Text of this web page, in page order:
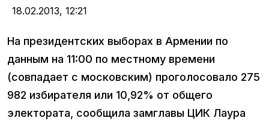
18.02.2013, 12:21
На президентских выборах в Армении по
данным на 11:00 по местному времени
(совпадает с московским) проголосовало 275
982 избирателя или 10,92% от общего
электората, сообщила замглавы ЦИК Лаура